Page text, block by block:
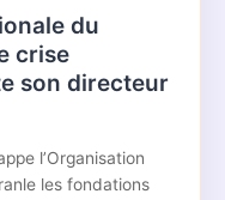
du
crise
son directeur
l’Organisation
les fondations